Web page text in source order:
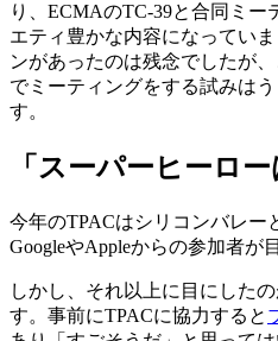
り、ECMAのTC-39と合同ミー
エティ豊かな内容になってい
ンがあったのは残念でしたが
でミーティングをする試みは
す。
「スーパーヒーロー
今年のTPACはシリコンバレー
GoogleやAppleからの参加者が
しかし、それ以上に目にした
す。事前にTPACに協力すると